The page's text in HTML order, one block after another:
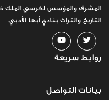
المشرف والمؤسس لكرسي الملك
التاريخ والتراث بنادي أبها الأدبي.
روابط سريعة
بيانات التواصل